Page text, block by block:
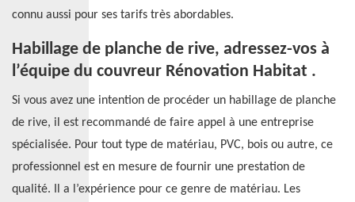
connu aussi pour ses tarifs très abordables.
Habillage de planche de rive, adressez-vos à
l’équipe du couvreur Rénovation Habitat .
Si vous avez une intention de procéder un habillage de planche
de rive, il est recommandé de faire appel à une entreprise
spécialisée. Pour tout type de matériau, PVC, bois ou autre, ce
professionnel est en mesure de fournir une prestation de
qualité. Il a l’expérience pour ce genre de matériau. Les